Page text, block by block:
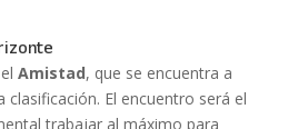
Amistad, que se encuentra a
clasificación. El encuentro será el
trabajar al máximo para